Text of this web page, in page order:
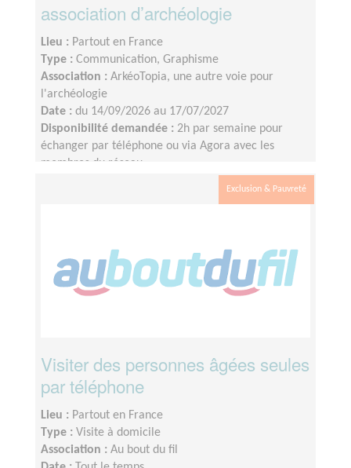
association d’archéologie
Lieu : Partout en France
Type : Communication, Graphisme
Association : ArkéoTopia, une autre voie pour
l'archéologie
Date : du 14/09/2026 au 17/07/2027
Disponibilité demandée : 2h par semaine pour
échanger par téléphone ou via Agora avec les
membres du réseau
Exclusion & Pauvreté
Visiter des personnes âgées seules
par téléphone
Lieu : Partout en France
Type : Visite à domicile
Association : Au bout du fil